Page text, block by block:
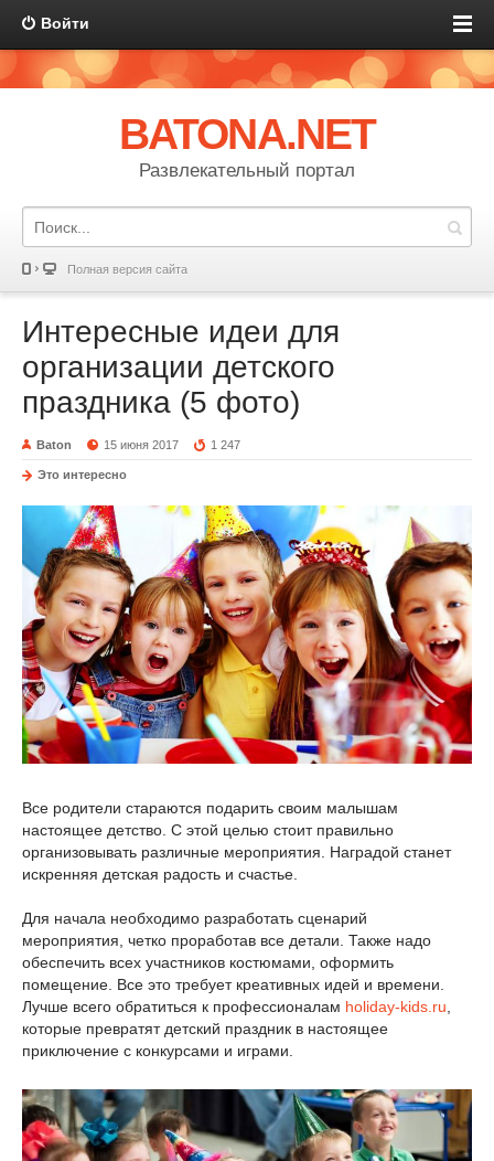
Войти
BATONA.NET
Развлекательный портал
Полная версия сайта
Интересные идеи для
организации детского
праздника (5 фото)
Baton 15 июня 2017 1 247
Это интересно
Все родители стараются подарить своим малышам
настоящее детство. С этой целью стоит правильно
организовывать различные мероприятия. Наградой станет
искренняя детская радость и счастье.
Для начала необходимо разработать сценарий
мероприятия, четко проработав все детали. Также надо
обеспечить всех участников костюмами, оформить
помещение. Все это требует креативных идей и времени.
Лучше всего обратиться к профессионалам holiday-kids.ru
которые превратят детский праздник в настоящее
приключение с конкурсами и играми.